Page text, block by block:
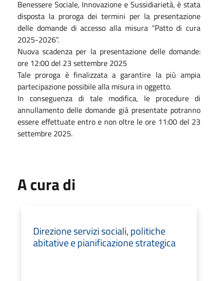
Benessere Sociale, Innovazione e Sussidiarietà, è stata
disposta la proroga dei termini per la presentazione
delle domande di accesso alla misura “Patto di cura
2025-2026”.
Nuova scadenza per la presentazione delle domande:
ore 12:00 del 23 settembre 2025
Tale proroga è finalizzata a garantire la più ampia
partecipazione possibile alla misura in oggetto.
In conseguenza di tale modifica, le procedure di
annullamento delle domande già presentate potranno
essere effettuate entro e non oltre le ore 11:00 del 23
settembre 2025.
A cura di
Direzione servizi sociali, politiche
abitative e pianificazione strategica